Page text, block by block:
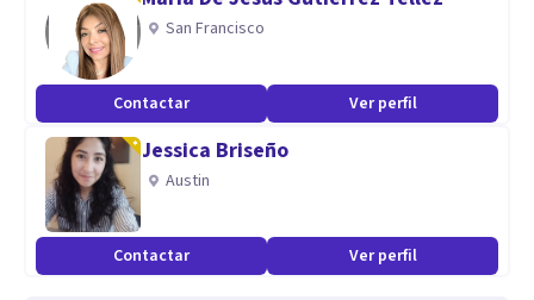
San Francisco
Contactar Ver perfil
Jessica Briseño
Austin
Contactar Ver perfil